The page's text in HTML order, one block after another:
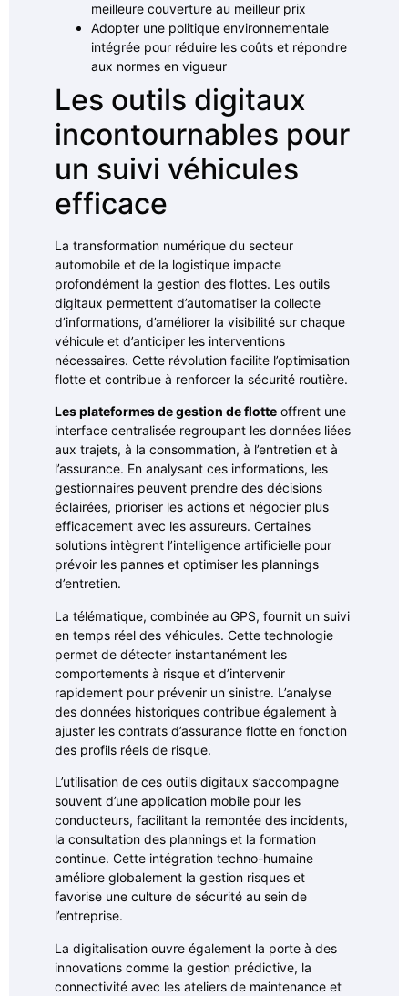
meilleure couverture au meilleur prix
Adopter une politique environnementale
intégrée pour réduire les coûts et répondre
aux normes en vigueur
Les outils digitaux
incontournables pour
un suivi véhicules
efficace
La transformation numérique du secteur
automobile et de la logistique impacte
profondément la gestion des flottes. Les outils
digitaux permettent d’automatiser la collecte
d’informations, d’améliorer la visibilité sur chaque
véhicule et d’anticiper les interventions
nécessaires. Cette révolution facilite l’optimisation
flotte et contribue à renforcer la sécurité routière.
Les plateformes de gestion de flotte offrent une
interface centralisée regroupant les données liées
aux trajets, à la consommation, à l’entretien et à
l’assurance. En analysant ces informations, les
gestionnaires peuvent prendre des décisions
éclairées, prioriser les actions et négocier plus
efficacement avec les assureurs. Certaines
solutions intègrent l’intelligence artificielle pour
prévoir les pannes et optimiser les plannings
d’entretien.
La télématique, combinée au GPS, fournit un suivi
en temps réel des véhicules. Cette technologie
permet de détecter instantanément les
comportements à risque et d’intervenir
rapidement pour prévenir un sinistre. L’analyse
des données historiques contribue également à
ajuster les contrats d’assurance flotte en fonction
des profils réels de risque.
L’utilisation de ces outils digitaux s’accompagne
souvent d’une application mobile pour les
conducteurs, facilitant la remontée des incidents,
la consultation des plannings et la formation
continue. Cette intégration techno-humaine
améliore globalement la gestion risques et
favorise une culture de sécurité au sein de
l’entreprise.
La digitalisation ouvre également la porte à des
innovations comme la gestion prédictive, la
connectivité avec les ateliers de maintenance et